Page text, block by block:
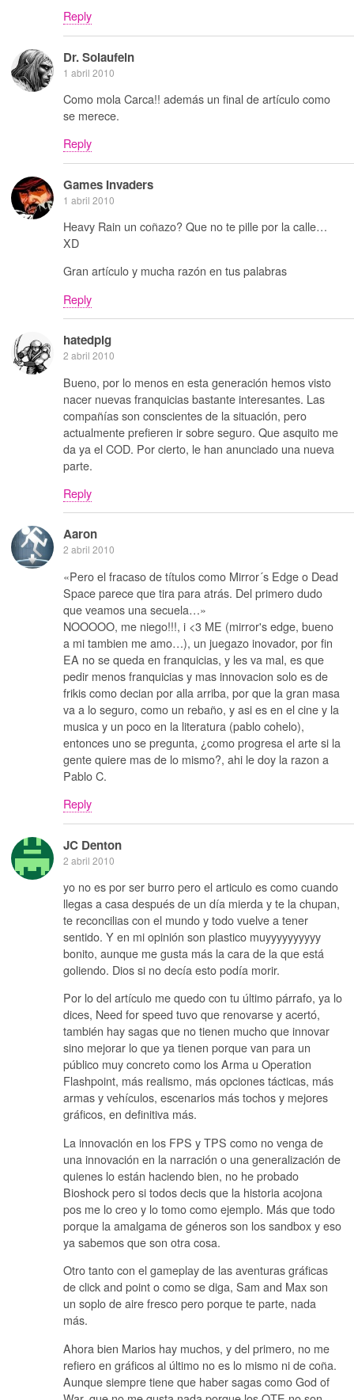
Reply
Dr. Solaufein
1 abril 2010
Como mola Carca!! además un final de artículo como
se merece.
Reply
Games Invaders
1 abril 2010
Heavy Rain un coñazo? Que no te pille por la calle…
XD
Gran artículo y mucha razón en tus palabras
Reply
hatedpig
2 abril 2010
Bueno, por lo menos en esta generación hemos visto
nacer nuevas franquicias bastante interesantes. Las
compañías son conscientes de la situación, pero
actualmente prefieren ir sobre seguro. Que asquito me
da ya el COD. Por cierto, le han anunciado una nueva
parte.
Reply
Aaron
2 abril 2010
«Pero el fracaso de títulos como Mirror´s Edge o Dead
Space parece que tira para atrás. Del primero dudo
que veamos una secuela…»
NOOOOO, me niego!!!, i <3 ME (mirror's edge, bueno
a mi tambien me amo…), un juegazo inovador, por fin
EA no se queda en franquicias, y les va mal, es que
pedir menos franquicias y mas innovacion solo es de
frikis como decian por alla arriba, por que la gran masa
va a lo seguro, como un rebaño, y asi es en el cine y la
musica y un poco en la literatura (pablo cohelo),
entonces uno se pregunta, ¿como progresa el arte si la
gente quiere mas de lo mismo?, ahi le doy la razon a
Pablo C.
Reply
JC Denton
2 abril 2010
yo no es por ser burro pero el articulo es como cuando
llegas a casa después de un día mierda y te la chupan,
te reconcilias con el mundo y todo vuelve a tener
sentido. Y en mi opinión son plastico muyyyyyyyyyy
bonito, aunque me gusta más la cara de la que está
goliendo. Dios si no decía esto podía morir.
Por lo del artículo me quedo con tu último párrafo, ya lo
dices, Need for speed tuvo que renovarse y acertó,
también hay sagas que no tienen mucho que innovar
sino mejorar lo que ya tienen porque van para un
público muy concreto como los Arma u Operation
Flashpoint, más realismo, más opciones tácticas, más
armas y vehículos, escenarios más tochos y mejores
gráficos, en definitiva más.
La innovación en los FPS y TPS como no venga de
una innovación en la narración o una generalización de
quienes lo están haciendo bien, no he probado
Bioshock pero si todos decis que la historia acojona
pos me lo creo y lo tomo como ejemplo. Más que todo
porque la amalgama de géneros son los sandbox y eso
ya sabemos que son otra cosa.
Otro tanto con el gameplay de las aventuras gráficas
de click and point o como se diga, Sam and Max son
un soplo de aire fresco pero porque te parte, nada
más.
Ahora bien Marios hay muchos, y del primero, no me
refiero en gráficos al último no es lo mismo ni de coña.
Aunque siempre tiene que haber sagas como God of